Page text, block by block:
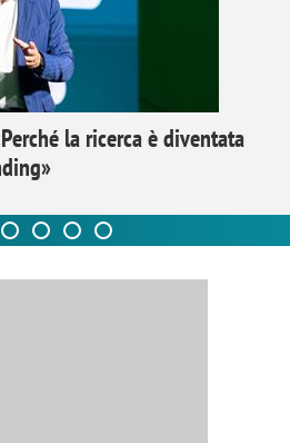
la ricerca è diventata